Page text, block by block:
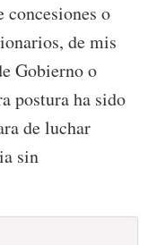
o
de mis
Gobierno o
postura ha sido
de luchar
sin